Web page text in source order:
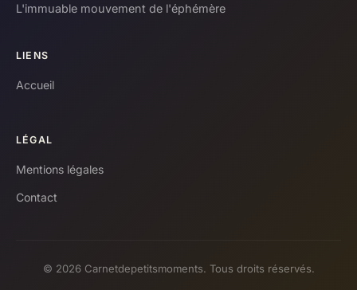
L'immuable mouvement de l'éphémère
LIENS
Accueil
LÉGAL
Mentions légales
Contact
© 2026 Carnetdepetitsmoments. Tous droits réservés.